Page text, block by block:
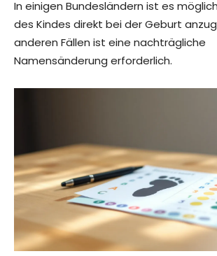
In einigen Bundesländern ist es
des Kindes direkt bei der Geburt
anderen Fällen ist eine nachträgliche
Namensänderung erforderlich.